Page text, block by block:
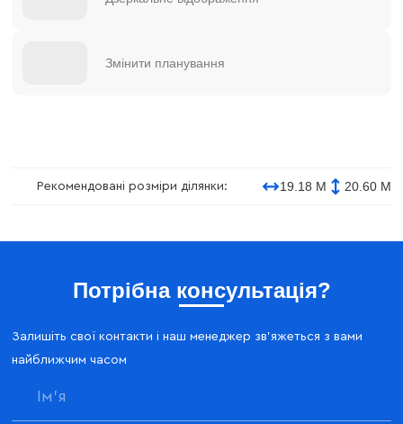
Змінити планування
Рекомендовані розміри ділянки: 19.18 М 20.60 М
Потрібна консультація?
Залишіть свої контакти і наш менеджер зв'яжеться з вами
найближчим часом